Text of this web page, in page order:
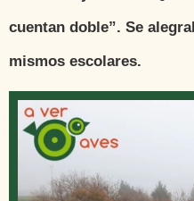
cuentan doble”. Se
mismos escolares.